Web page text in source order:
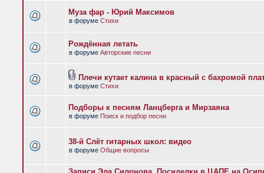
Муза фар - Юрий Максимов
в форуме Стихи
Рождённая летать
в форуме Авторские песни
Плечи кутает калина в красный с бахромой
в форуме Стихи
Подборы к песням Ланцберга и Мирзаяна
в форуме Поиск и подбор песни
38-й Слёт гитарных школ: видео
в форуме Общие вопросы